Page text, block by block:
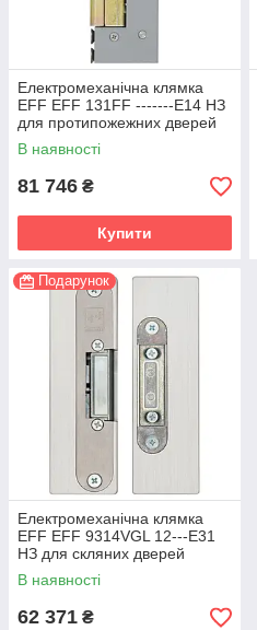
Електромеханічна клямка
EFF EFF 131FF -------E14 НЗ
для протипожежних дверей
В наявності
81 746 ₴
Купити
Подарунок
Електромеханічна клямка
EFF EFF 9314VGL 12---E31
НЗ для скляних дверей
В наявності
62 371 ₴